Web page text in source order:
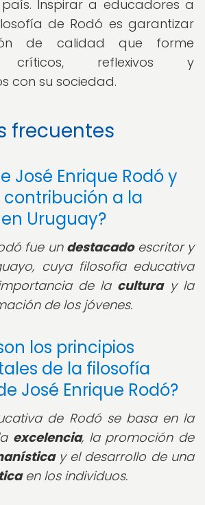
Inspirar a educadores a
de Rodó es garantizar
de calidad que forme
críticos, reflexivos y
con su sociedad.
frecuentes
José Enrique Rodó y
a la
Uruguay?
fue un destacadoescritor y
cuya filosofía educativa
de la culturay la
de los jóvenes.
los principios
de la filosofía
José Enrique Rodó?
de Rodó se basa en la
excelencia, la promoción de
y el desarrollo de una
en los individuos.